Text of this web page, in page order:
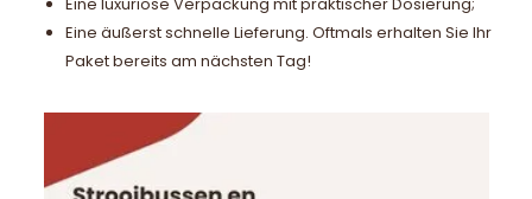
Eine äußerst schnelle Lieferung. Oftmals erhalten Sie Ihr
Paket bereits am nächsten Tag!